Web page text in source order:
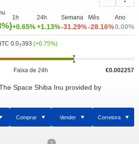
1h
+0.65%
24h
+1.13%
Semana
-31.29%
Mês
-28.16%
Ano
0.00%
0.07393 (+0.75%)
Faixa de 24h €0.002257
Space Shiba Inu provided by
Comprar Vender Corretora
3